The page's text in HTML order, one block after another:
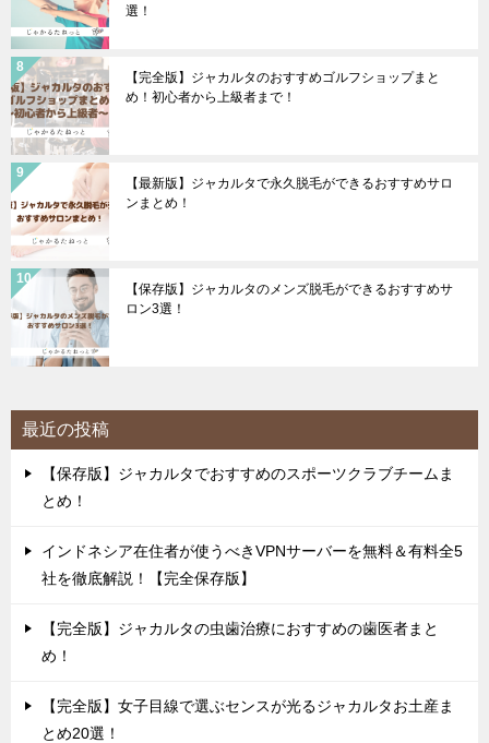
選！
【完全版】ジャカルタのおすすめゴルフショップまと
め！初心者から上級者まで！
【最新版】ジャカルタで永久脱毛ができるおすすめサロ
ンまとめ！
【保存版】ジャカルタのメンズ脱毛ができるおすすめサ
ロン3選！
最近の投稿
【保存版】ジャカルタでおすすめのスポーツクラブチームま
とめ！
インドネシア在住者が使うべきVPNサーバーを無料＆有料全5
社を徹底解説！【完全保存版】
【完全版】ジャカルタの虫歯治療におすすめの歯医者まと
め！
【完全版】女子目線で選ぶセンスが光るジャカルタお土産ま
とめ20選！